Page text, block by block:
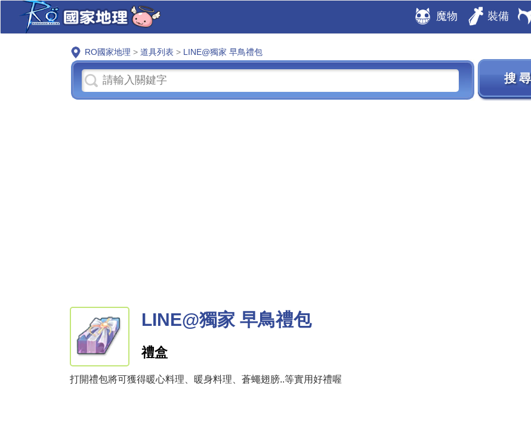
魔物 裝備
RO國家地理 > 道具列表 > LINE@獨家 早鳥禮包
LINE@獨家 早鳥禮包
禮盒
打開禮包將可獲得暖心料理、暖身料理、蒼蠅翅膀..等實用好禮喔